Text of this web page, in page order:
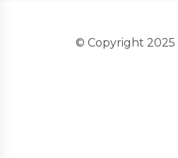
© Copyright 2025